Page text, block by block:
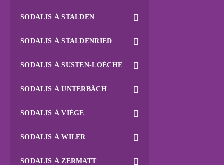
SODALIS À STALDEN
SODALIS À STALDENRIED
SODALIS À SUSTEN-LOÈCHE
SODALIS À UNTERBÄCH
SODALIS À VIÈGE
SODALIS À WILER
SODALIS À ZERMATT